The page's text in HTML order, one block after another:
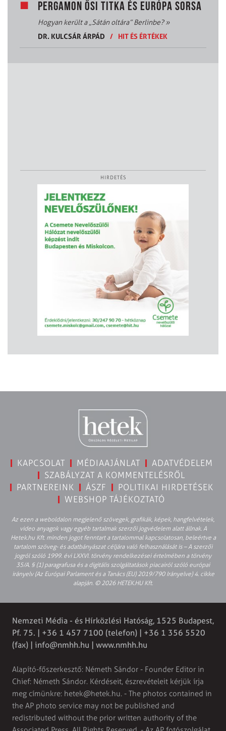
PERGAMON ŐSI TITKA ÉS EURÓPA SORSA
Hogyan került a „Sátán oltára” Berlinbe?»
DR. KULCSÁR ÁRPÁD
/ HIT ÉS ÉRTÉKEK
HIRDETÉS
KAPCSOLAT MÉDIAAJÁNLAT
ADATVÉDELEM
SZABÁLYZAT A KOMMENTELÉSRŐL
PARTNEREINK
ÁSZF
POLITIKAI HIRDETÉSEK
WEBSHOP TÁJÉKOZTATÓ
Az ezen a weboldalon megjelenő szövegek, grafikák, képek, hangfelvételek,
video anyagok vagy egyéb tartalmak szerzői jogvédelem alatt állnak. A
Hetek.hu Kft. minden jogot fenntart a tartalommal kapcsolatosan, beleértve a
tartalom szöveg- és adatbányászat céljára való felhasználását is – A szerzői
jogról szóló 1999. évi LXXVI. törvény rendelkezései értelmében a törvény
35/A. § (1) paragrafusa és a digitális szolgáltatások piacairól szóló európai
irányelv (Az Európai Parlament és a Tanács (EU) 2019/790 Irányelve) 4. cikke
alapján. © 2026 HETEK.HU Kft.
Nemzeti Média - és Hírközlési Hatóság, 1525 Budapest,
Pf. 75. | +36 1 457 7100 (telefon) | +36 1 356 5520
(fax) | info@nmhh.hu | www.nmhh.hu
Alapító-főszerkesztő: Németh Sándor - Founder Editor in
Chief: Németh Sándor. Kérdéseit, észrevételeit kérjük írja
meg címünkre: hetek@hetek.hu. - The photos contained in
the AP photo service may not be published and
redistributed without the prior written authority of the